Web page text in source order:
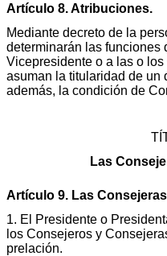
Artículo 8. Atribuciones.
Mediante decreto de la
determinarán las funciones
Vicepresidente o a las o
asuman la titularidad de un
además, la condición de
Las
Artículo 9. Las
1. El Presidente o
los Consejeros y
prelación.